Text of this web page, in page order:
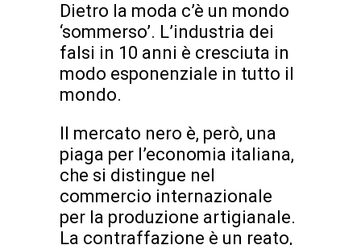
Dietro la moda c’è un mondo
‘sommerso’. L’industria dei
falsi in 10 anni è cresciuta in
modo esponenziale in tutto il
mondo.
Il mercato nero è, però, una
piaga per l’economia italiana,
che si distingue nel
commercio internazionale
per la produzione artigianale.
La contraffazione è un reato,